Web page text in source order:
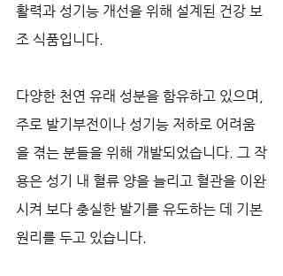
활력과 성기능 개선을 위해 설계된 건강 보
조 식품입니다.
다양한 천연 유래 성분을 함유하고 있으며,
주로 발기부전이나 성기능 저하로 어려움
을 겪는 분들을 위해 개발되었습니다. 그 작
용은 성기 내 혈류 양을 늘리고 혈관을 이완
시켜 보다 충실한 발기를 유도하는 데 기본
원리를 두고 있습니다.